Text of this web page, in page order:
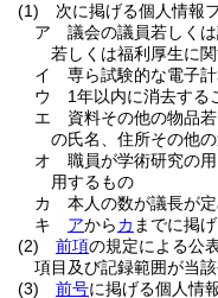
(1)
次に掲げる個人情報
ア
議会の議員若しく
若しくは福利厚生に
イ
専ら試験的な電子
ウ
1年以内に消去する
エ
資料その他の物品
の氏名、住所その他
オ
職員が学術研究の
用するもの
カ
本人の数が議長が
キ
アからカ までに掲
(2)
前項の規定による公
項目及び記録範囲が当
(3)
前号に掲げる個人情